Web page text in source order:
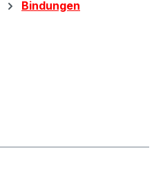
Bindungen